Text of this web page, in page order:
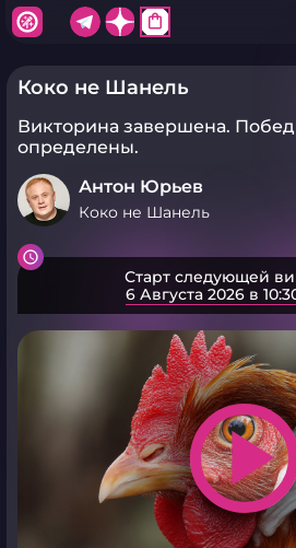
shopping_bag
Коко не Шанель
Викторина завершена.
определены.
Антон Юрьев
Коко не Шанель
Старт следующей
6 Августа 2026 в
play_arrow